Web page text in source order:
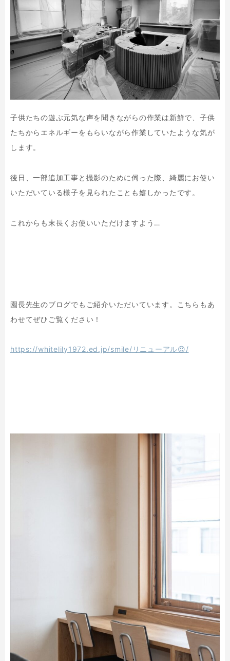
子供たちの遊ぶ元気な声を聞きながらの作業は新鮮で、子供
たちからエネルギーをもらいながら作業していたような気が
します。
後日、一部追加工事と撮影のために伺った際、綺麗にお使い
いただいている様子を見られたことも嬉しかったです。
これからも末長くお使いいただけますよう…
園長先生のブログでもご紹介いただいています。こちらもあ
わせてぜひご覧ください！
https://whitelily1972.ed.jp/smile/リニューアル😍/